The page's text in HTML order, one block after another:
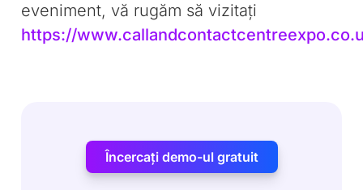
eveniment, vă rugăm să vizitați
https://
Încercați demo-ul gratuit